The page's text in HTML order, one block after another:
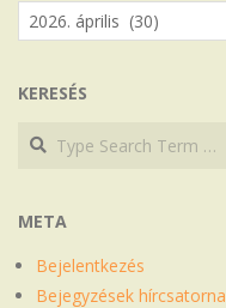
Archívum
KERESÉS
Search
Search
META
Bejelentkezés
Bejegyzések hírcsatorna